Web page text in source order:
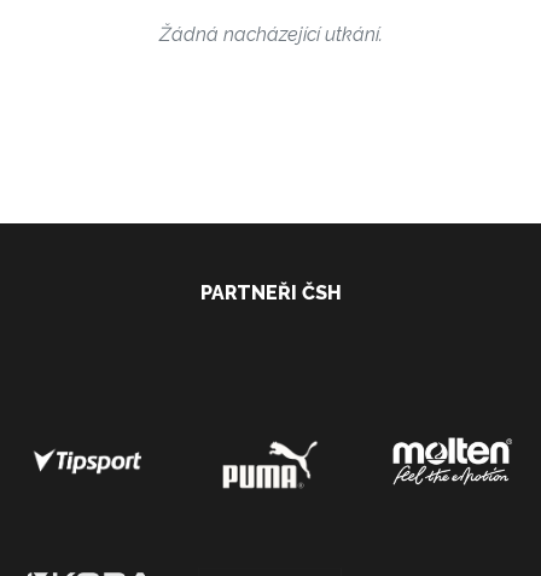
Žádná nacházející utkání.
PARTNEŘI ČSH